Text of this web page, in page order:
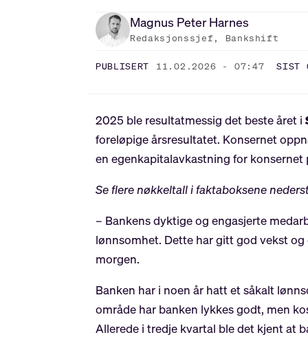
Magnus PeterHarnes
Redaksjonssjef, Bankshift
PUBLISERT 11.02.2026 - 07:47 SIST
2025 ble resultatmessig det beste året i
foreløpige årsresultatet. Konsernet
en egenkapitalavkastning for konsernet
Se flere nøkkeltall i faktaboksene
– Bankens dyktige og engasjerte
lønnsomhet. Dette har gitt god vekst
morgen.
Banken har i noen år hatt et såkalt
område har banken lykkes godt, men
Allerede i tredje kvartal ble det kjent at